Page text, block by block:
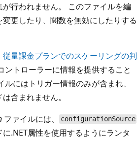
行われません。 このファイルを編
更したり、関数を無効にしたりする
従量課金プランでのスケーリングの判
ントローラーに情報を提供すること
にはトリガー情報のみが含まれ、
含まれません。
ファイルには、 configurationSource
.NET属性を使用するようにランタ